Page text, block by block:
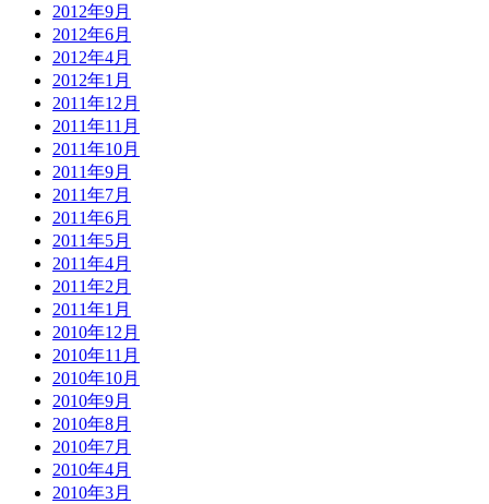
2012年9月
2012年6月
2012年4月
2012年1月
2011年12月
2011年11月
2011年10月
2011年9月
2011年7月
2011年6月
2011年5月
2011年4月
2011年2月
2011年1月
2010年12月
2010年11月
2010年10月
2010年9月
2010年8月
2010年7月
2010年4月
2010年3月